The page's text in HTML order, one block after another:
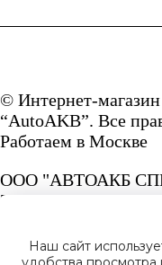
© Интернет-
“AutoAKB”. Все
Работаем в Москве
ООО "АВТОАКБ
780201001 ОГРН:
Сайт под защитой
Privacy Policyи
Наш сайт